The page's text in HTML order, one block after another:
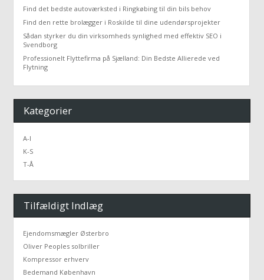
Find det bedste autoværksted i Ringkøbing til din bils behov
Find den rette brolægger i Roskilde til dine udendørsprojekter
Sådan styrker du din virksomheds synlighed med effektiv SEO i
Svendborg
Professionelt Flyttefirma på Sjælland: Din Bedste Allierede ved
Flytning
Kategorier
A-I
K-S
T-Å
Tilfældigt Indlæg
Ejendomsmægler Østerbro
Oliver Peoples solbriller
Kompressor erhverv
Bedemand København